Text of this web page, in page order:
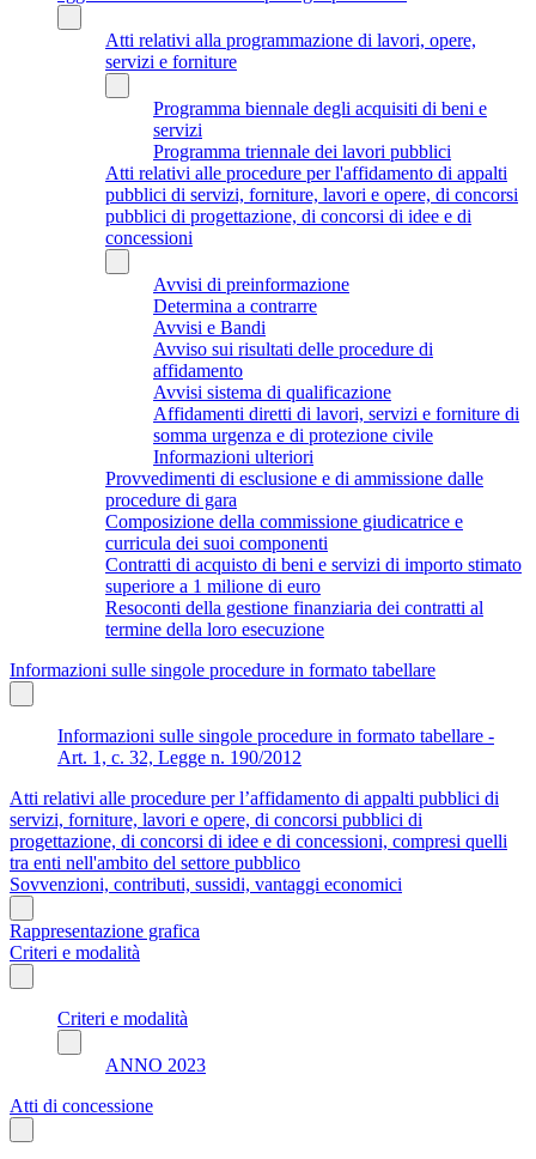
Atti relativi alla programmazione di lavori, opere,
servizi e forniture
Programma biennale degli acquisiti di beni e
servizi
Programma triennale dei lavori pubblici
Atti relativi alle procedure per l'affidamento di appalti
pubblici di servizi, forniture, lavori e opere, di concorsi
pubblici di progettazione, di concorsi di idee e di
concessioni
Avvisi di preinformazione
Determina a contrarre
Avvisi e Bandi
Avviso sui risultati delle procedure di
affidamento
Avvisi sistema di qualificazione
Affidamenti diretti di lavori, servizi e forniture di
somma urgenza e di protezione civile
Informazioni ulteriori
Provvedimenti di esclusione e di ammissione dalle
procedure di gara
Composizione della commissione giudicatrice e
curricula dei suoi componenti
Contratti di acquisto di beni e servizi di importo stimato
superiore a 1 milione di euro
Resoconti della gestione finanziaria dei contratti al
termine della loro esecuzione
Informazioni sulle singole procedure in formato tabellare
Informazioni sulle singole procedure in formato tabellare -
Art. 1, c. 32, Legge n. 190/2012
Atti relativi alle procedure per l’affidamento di appalti pubblici di
servizi, forniture, lavori e opere, di concorsi pubblici di
progettazione, di concorsi di idee e di concessioni, compresi quelli
tra enti nell'ambito del settore pubblico
Sovvenzioni, contributi, sussidi, vantaggi economici
Rappresentazione grafica
Criteri e modalità
Criteri e modalità
ANNO 2023
Atti di concessione